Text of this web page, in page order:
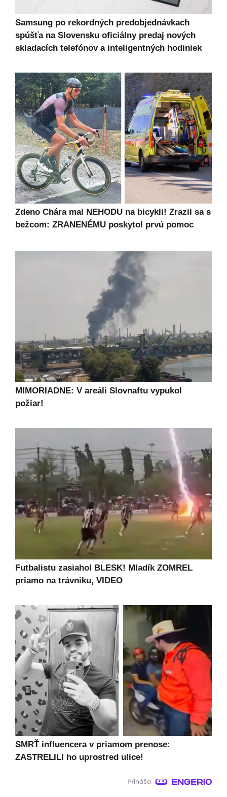
Samsung po rekordných predobjednávkach
spúšťa na Slovensku oficiálny predaj nových
skladacích telefónov a inteligentných hodiniek
Zdeno Chára mal NEHODU na bicykli! Zrazil sa s
bežcom: ZRANENÉMU poskytol prvú pomoc
MIMORIADNE: V areáli Slovnaftu vypukol
požiar!
Futbalistu zasiahol BLESK! Mladík ZOMREL
priamo na trávniku, VIDEO
SMRŤ influencera v priamom prenose:
ZASTRELILI ho uprostred ulice!